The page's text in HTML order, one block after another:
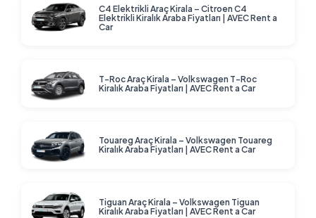
C4 Elektrikli Araç Kirala – Citroen C4
Elektrikli Kiralık Araba Fiyatları | AVEC Rent a
Car
T-Roc Araç Kirala – Volkswagen T-Roc
Kiralık Araba Fiyatları | AVEC Rent a Car
Touareg Araç Kirala – Volkswagen Touareg
Kiralık Araba Fiyatları | AVEC Rent a Car
Tiguan Araç Kirala – Volkswagen Tiguan
Kiralık Araba Fiyatları | AVEC Rent a Car